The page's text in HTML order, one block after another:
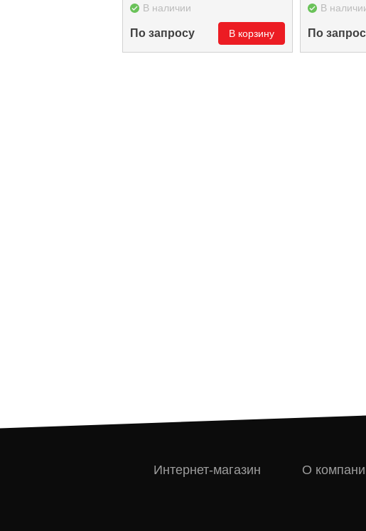
В наличии
По запросу В корзину
В
По
Интернет-магазин О